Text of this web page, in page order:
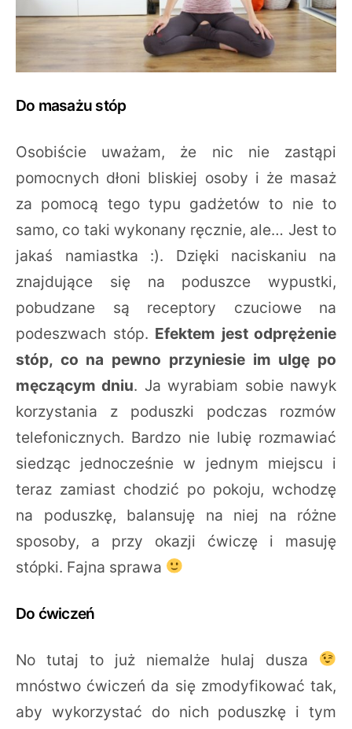
Do masażu stóp
Osobiście uważam, że nic nie zastąpi
pomocnych dłoni bliskiej osoby i że masaż
za pomocą tego typu gadżetów to nie to
samo, co taki wykonany ręcznie, ale… Jest to
jakaś namiastka :). Dzięki naciskaniu na
znajdujące się na poduszce wypustki,
pobudzane są receptory czuciowe na
podeszwach stóp. Efektem jest odprężenie
stóp, co na pewno przyniesie im ulgę po
męczącym dniu. Ja wyrabiam sobie nawyk
korzystania z poduszki podczas rozmów
telefonicznych. Bardzo nie lubię rozmawiać
siedząc jednocześnie w jednym miejscu i
teraz zamiast chodzić po pokoju, wchodzę
na poduszkę, balansuję na niej na różne
sposoby, a przy okazji ćwiczę i masuję
stópki. Fajna sprawa
Do ćwiczeń
No tutaj to już niemalże hulaj dusza
mnóstwo ćwiczeń da się zmodyfikować tak,
aby wykorzystać do nich poduszkę i tym